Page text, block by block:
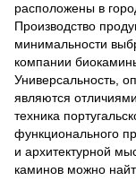
расположены в
Производство
минимальности
компании
Универсальность,
являются
техника
функционального
и архитектурной
каминов можно